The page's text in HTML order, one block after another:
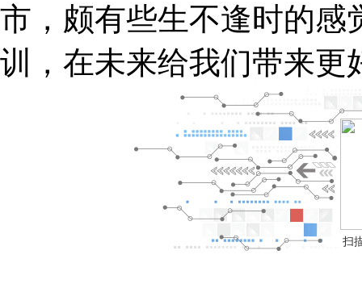
市，颇有些生不逢时的感
训，在未来给我们带来更
扫